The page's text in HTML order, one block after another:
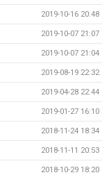
2019-10-16 20:48
2019-10-07 21:07
2019-10-07 21:04
2019-08-19 22:32
2019-04-28 22:44
2019-01-27 16:10
2018-11-24 18:34
2018-11-11 20:53
2018-10-29 18:20